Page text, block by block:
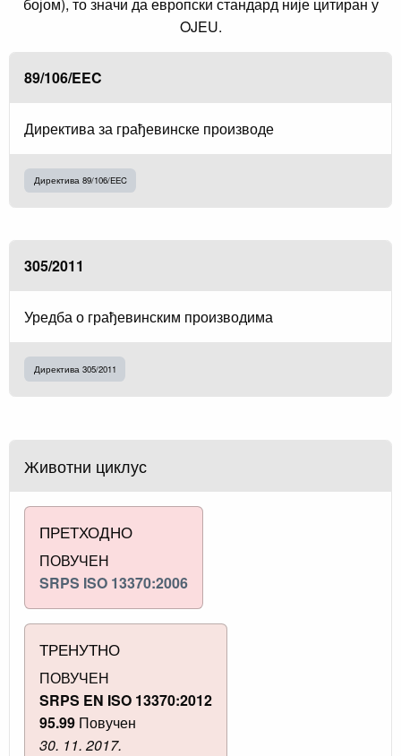
бојом), то значи да европски стандард није цитиран у
OJEU.
89/106/EEC
Директива за грађевинске производе
Директива 89/106/EEC
305/2011
Уредба о грађевинским производима
Директива 305/2011
Животни циклус
ПРЕТХОДНО
ПОВУЧЕН
SRPS ISO 13370:2006
ТРЕНУТНО
ПОВУЧЕН
SRPS EN ISO 13370:2012
95.99 Повучен
30. 11. 2017.